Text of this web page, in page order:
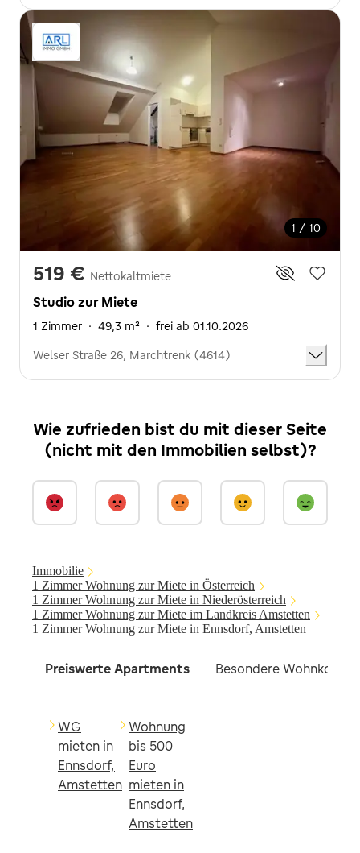
1 / 10
519 € Nettokaltmiete
Studio zur Miete
1 Zimmer · 49,3 m² · frei ab 01.10.2026
Welser Straße 26, Marchtrenk (4614)
Wie zufrieden bist du mit dieser Seite
(nicht mit den Immobilien selbst)?
Immobilie
1 Zimmer Wohnung zur Miete in Österreich
1 Zimmer Wohnung zur Miete in Niederösterreich
1 Zimmer Wohnung zur Miete im Landkreis Amstetten
1 Zimmer Wohnung zur Miete in Ennsdorf, Amstetten
Preiswerte Apartments Besondere
WG
mieten in
Ennsdorf,
Amstetten
Wohnung
bis 500
Euro
mieten in
Ennsdorf,
Amstetten